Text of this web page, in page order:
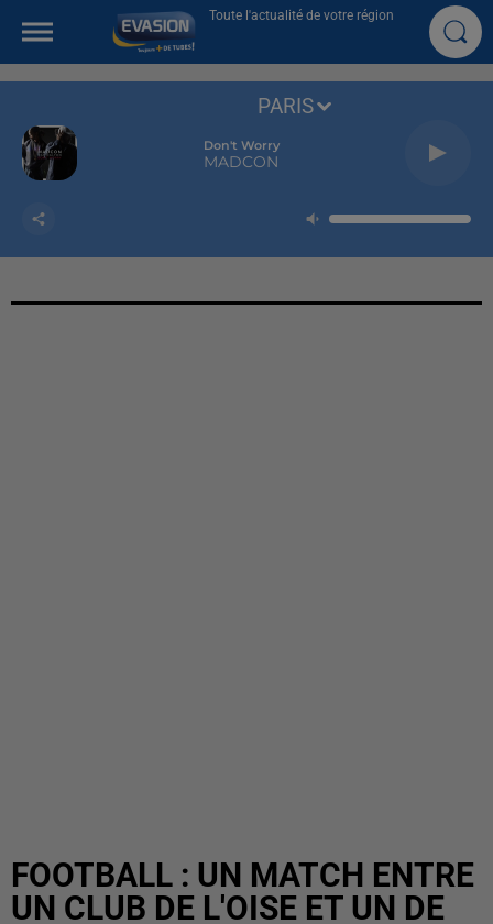
Toute l'actualité de votre région
Don't Worry
MADCON
PARIS
FOOTBALL : UN MATCH ENTRE
UN CLUB DE L'OISE ET UN DE